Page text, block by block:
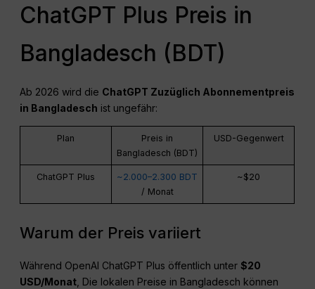
ChatGPT Plus Preis in
Bangladesch (BDT)
Ab 2026 wird die ChatGPT Zuzüglich Abonnementpreis
in Bangladesch ist ungefähr:
Plan
Preis in
Bangladesch (BDT)
USD-Gegenwert
ChatGPT Plus
~2.000–2.300 BDT
/ Monat
~$20
Warum der Preis variiert
Während OpenAI ChatGPT Plus öffentlich unter$20
USD/Monat , Die lokalen Preise in Bangladesch können